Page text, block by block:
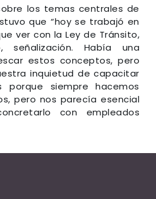
los temas centrales de
que “hoy se trabajó en
ver con la Ley de Tránsito,
señalización. Había una
estos conceptos, pero
inquietud de capacitar
porque siempre hacemos
pero nos parecía esencial
con empleados